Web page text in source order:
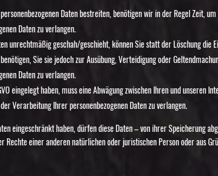
Daten bestreiten, benötigen wir in der Regel Zeit,
Daten zu verlangen.
unrechtmäßig geschah/geschieht, können Sie statt der Löschung die
Sie sie jedoch zur Ausübung, Verteidigung oder
Daten zu verlangen.
eingelegt haben, muss eine Abwägung zwischen Ihren und unseren
Verarbeitung Ihrer personenbezogenen Daten zu verlangen.
eingeschränkt haben, dürfen diese Daten – von ihrer Speicherung
Rechte einer anderen natürlichen oder juristischen Person oder aus